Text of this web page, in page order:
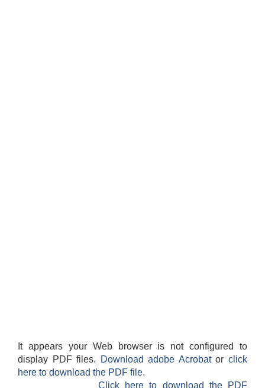
It appears your Web browser is not configured to
display PDF files.
Download adobe Acrobatorclick
here to download the PDF file.
Click here to download the PDF